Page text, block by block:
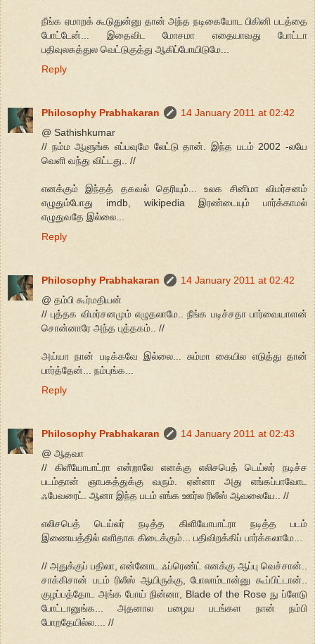
நீங்க ஏமாறக் கூடுதுன்னு தான் அந்த நடிகையோட பிகினி படத்தை
போட்டேன்... இதைவிட மோசமா எதையாவது போட்டா
பதிவுலகத்துல வெட்டுகுத்து ஆகிப்போயிடுமே...
Reply
Philosophy Prabhakaran
14 January 2011 at 02:42
@ Sathishkumar
// நம்ம ஆளுங்க எப்பவுமே லேட்டு தான். இந்த படம் 2002 -லயே
வெளி வந்து விட்டது.. //
எனக்கும் இந்தத் தகவல் தெரியும்... உலக சினிமா விமர்சனம்
எழுதும்போது imdb, wikipedia இரண்டையும் பார்க்காமல்
எழுதுவதே இல்லை...
Reply
Philosophy Prabhakaran
14 January 2011 at 02:42
@ தம்பி கூர்மதியன்
// புத்தக விமர்சனமும் எழுதலாமே.. நீங்க படிச்சதா பார்வையாளன்
சொன்னாரே அந்த புத்தகம்.. //
அய்யா நான் படிக்கவே இல்லை... சும்மா கையில எடுத்து தான்
பார்த்தேன்... நம்புங்க...
Reply
Philosophy Prabhakaran
14 January 2011 at 02:43
@ ஆதவா
// கிளீயோபாட்ரா என்றாலே எனக்கு எலிசபெத் டெய்லர் நடிச்ச
படம்தான் ஞாபகத்துக்கு வரும். ஏன்னா அது எங்கப்பாவோட
ஃபேவரைட். ஆனா இந்த படம் எங்க ஊர்ல ரிலீஸ் ஆவலையே.. //
எலிசபெத் டெய்லர் நடித்த கிளியோபாட்ரா நடித்த படம்
இணையத்தில் எளிதாக கிடைக்கும்... பதிவிறக்கிப் பார்க்கலாமே...
// அதுக்குப் பதிலா, என்னோட ஃப்ரெண்ட் எனக்கு ஆப்பு வெச்சான்..
சாக்கிசான் படம் ரிலீஸ் ஆயிருக்கு, போலாம்டான்னு கூப்பிட்டான்..
குழப்பத்தோட அங்க போய் நின்னா, Blade of the Rose நு ப்ளேடு
போட்டானுங்க... அதனால பழைய படங்கள நான் நம்பி
போறதேயில்ல.... //